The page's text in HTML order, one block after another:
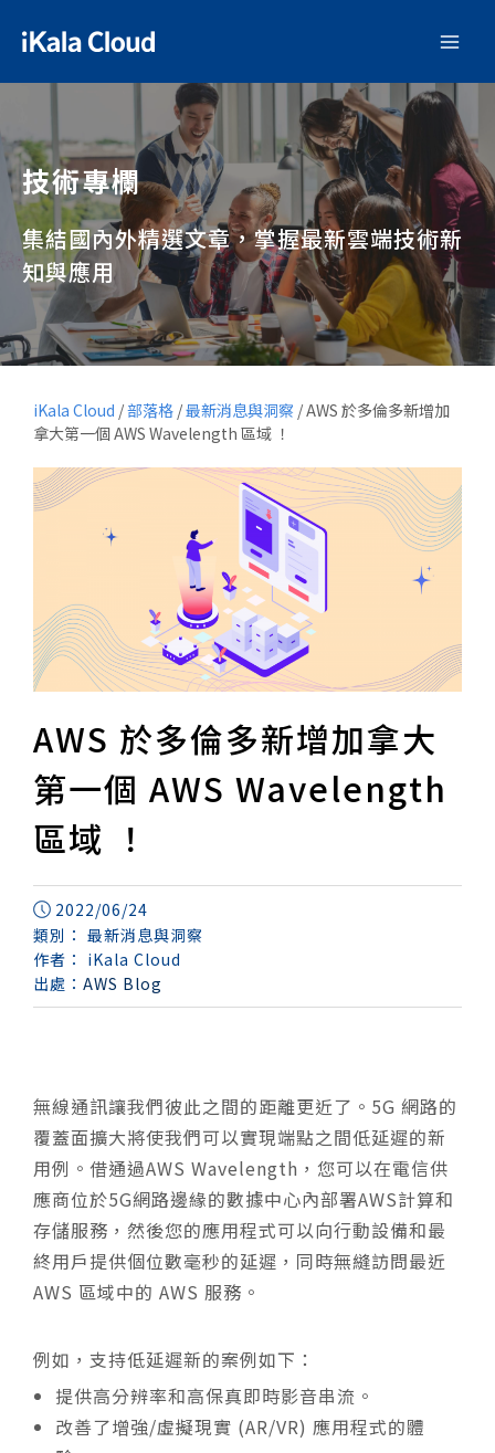
技術專欄
集結國內外精選文章，掌握最新雲端技術新
知與應用
iKala Cloud /部落格 /最新消息與洞察 /AWS 於多倫多新增加
拿大第一個 AWS Wavelength 區域 ！
AWS 於多倫多新增加拿大
第一個 AWS Wavelength
區域 ！
2022/06/24
類別： 最新消息與洞察
作者： iKala Cloud
出處： AWS Blog
無線通訊讓我們彼此之間的距離更近了。5G 網路的
覆蓋面擴大將使我們可以實現端點之間低延遲的新
用例 。借通過AWS Wavelength，您可以在電信供
應商位於5G網路邊緣的數據中心內部署AWS計算和
存儲服務， 然後您的應用程式可以向行動設備和最
終用戶提供個位數毫秒的延遲，同時無縫訪問最近
AWS 區域中的 AWS 服務。
例如，支持低延遲新的案例如下：
提供高分辨率和高保真即時影音串流。
改善了增強/虛擬現實 (AR/VR) 應用程式的體